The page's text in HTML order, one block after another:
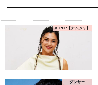
K-POP【ナムジャ】
ダンサー